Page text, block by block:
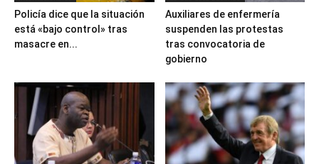
Policía dice que la situación
está «bajo control» tras
masacre en...
Auxiliares de enfermería
suspenden las protestas
tras convocatoria de
gobierno